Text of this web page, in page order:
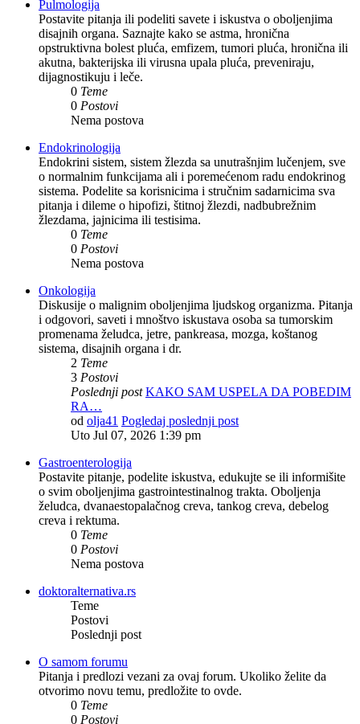
Pulmologija
Postavite pitanja ili podeliti savete i iskustva o oboljenjima
disajnih organa. Saznajte kako se astma, hronična
opstruktivna bolest pluća, emfizem, tumori pluća, hronična ili
akutna, bakterijska ili virusna upala pluća, preveniraju,
dijagnostikuju i leče.
0 Teme
0 Postovi
Nema postova
Endokrinologija
Endokrini sistem, sistem žlezda sa unutrašnjim lučenjem, sve
o normalnim funkcijama ali i poremećenom radu endokrinog
sistema. Podelite sa korisnicima i stručnim sadarnicima sva
pitanja i dileme o hipofizi, štitnoj žlezdi, nadbubrežnim
žlezdama, jajnicima ili testisima.
0 Teme
0 Postovi
Nema postova
Onkologija
Diskusije o malignim oboljenjima ljudskog organizma. Pitanja
i odgovori, saveti i mnoštvo iskustava osoba sa tumorskim
promenama želudca, jetre, pankreasa, mozga, koštanog
sistema, disajnih organa i dr.
2 Teme
3 Postovi
Poslednji post KAKO SAM USPELA DA POBEDIM
RA…
od olja41 Pogledaj poslednji post
Uto Jul 07, 2026 1:39 pm
Gastroenterologija
Postavite pitanje, podelite iskustva, edukujte se ili informišite
o svim oboljenjima gastrointestinalnog trakta. Oboljenja
želudca, dvanaestopalačnog creva, tankog creva, debelog
creva i rektuma.
0 Teme
0 Postovi
Nema postova
doktoralternativa.rs
Teme
Postovi
Poslednji post
O samom forumu
Pitanja i predlozi vezani za ovaj forum. Ukoliko želite da
otvorimo novu temu, predložite to ovde.
0 Teme
0 Postovi